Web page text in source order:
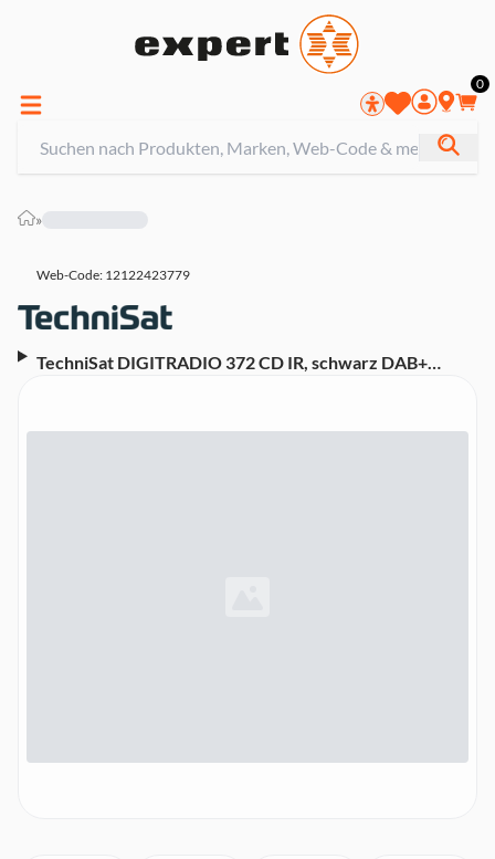
0
»
Web-Code: 12122423779
TechniSat DIGITRADIO 372 CD IR, schwarz DAB+